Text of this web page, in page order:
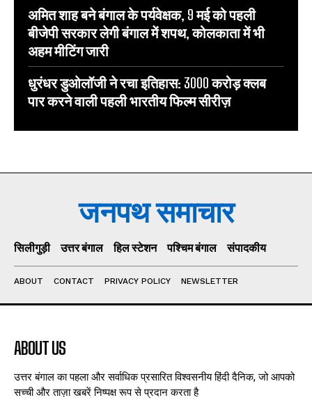
अमित शाह बने बंगाल के पर्यवेक्षक, 9 मई को पहली
बीजेपी सरकार लेगी बंगाल में शपथ, कोलकाता में भी
अहम मीटिंग जारी
धुरंधर डुओलॉजी ने रचा इतिहास: 3000 करोड़ क्लब
पार करने वाली पहली भारतीय फिल्म सीरीज़
जनपथ समाचार
सिलीगुड़ी उत्तर बंगाल हिल स्टेशन पश्चिम बंगाल संपादकीय
ABOUT CONTACT PRIVACY POLICY NEWSLETTER
ABOUT US
उत्तर बंगाल का पहला और सर्वाधिक प्रसारित विश्वसनीय हिंदी दैनिक, जो आपको
सच्ची और ताज़ा खबरें निष्पक्ष रूप से प्रदान करता है